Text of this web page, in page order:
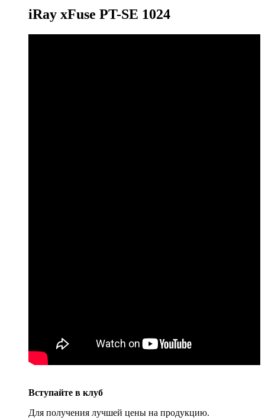
iRay xFuse PT-SE 1024
Вступайте в клуб
Для получения лучшей цены на продукцию.